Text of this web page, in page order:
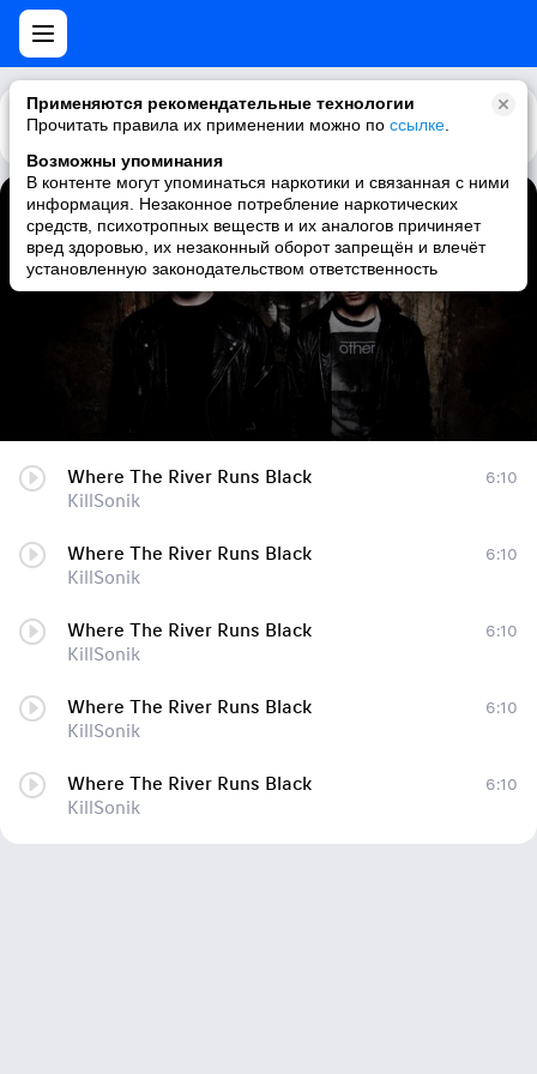
Применяются рекомендательные технологии
Прочитать правила их применении можно по ссылке
Возможны упоминания
В контенте могут упоминаться наркотики и связанная с ними
информация. Незаконное потребление наркотических
средств, психотропных веществ и их аналогов причиняет
вред здоровью, их незаконный оборот запрещён и влечёт
установленную законодательством ответственность
Каталог Рекомендации
Where The River Runs Black
KillSonik
Where The River Runs Black
KillSonik
6:10
Where The River Runs Black
KillSonik
6:10
Where The River Runs Black
KillSonik
6:10
Where The River Runs Black
KillSonik
6:10
Where The River Runs Black
KillSonik
6:10